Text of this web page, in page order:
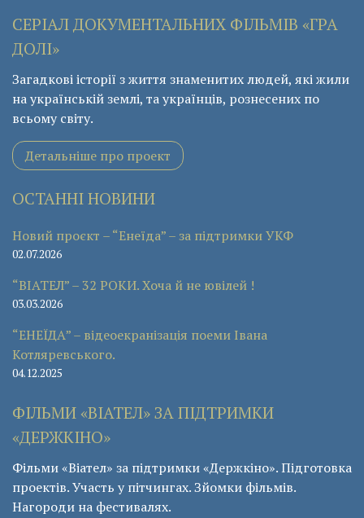
СЕРІАЛ ДОКУМЕНТАЛЬНИХ ФІЛЬМІВ «ГРА
ДОЛІ»
Загадкові історії з життя знаменитих людей, які жили
на українській землі, та українців, рознесених по
всьому світу.
Детальніше про проект
ОСТАННІ НОВИНИ
Новий проєкт – “Енеїда” – за підтримки УКФ
02.07.2026
“ВІАТЕЛ” – 32 РОКИ. Хоча й не ювілей !
03.03.2026
“ЕНЕЇДА” – відеоекранізація поеми Івана
Котляревського.
04.12.2025
ФІЛЬМИ «ВІАТЕЛ» ЗА ПІДТРИМКИ
«ДЕРЖКІНО»
Фільми «Віател» за підтримки «Держкіно». Підготовка
проектів. Участь у пітчингах. Зйомки фільмів.
Нагороди на фестивалях.